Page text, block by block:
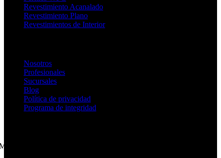
Revestimiento Acanalado
Revestimiento Plano
Revestimientos de Interior
Nosotros
Profesionales
Sucursales
Blog
Política de privacidad
Programa de integridad